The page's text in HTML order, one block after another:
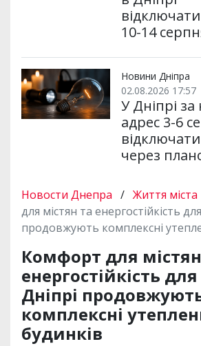
10-14
Новини Дніпра
02.08.2026 17:57
У Дніпрі
адрес 3-6
через
Новости Днепра / Життя міста
для містян та енергостійкість
продовжують комплексні
Комфорт для
енергостійкість
Дніпрі
комплексні
будинків